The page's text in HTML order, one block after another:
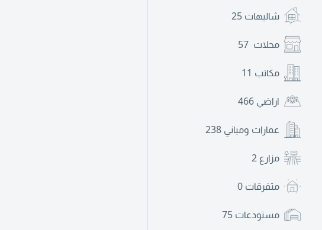
شاليهات 25
محلات 57
مكاتب 11
اراضي 466
عمارات ومباني 238
مزارع 2
متفرقات 0
مستودعات 75